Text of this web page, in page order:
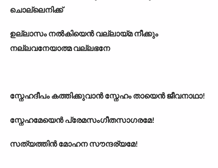
ചൊല്ലെനിക്ക്
ഉല്ലാസം നൽകിയെൻ വല്ലായ്മ നീക്കും
നല്ലവനേയാത്മ വല്ലഭനേ
സ്നേഹദീപം കത്തിക്കുവാൻ സ്നേഹം തായെൻ ജീവനാഥാ!
സ്നേഹമേയെൻ പ്രേമസംഗീതസാഗരമേ!
സത്യത്തിൻ മോഹന സൗന്ദര്യമേ!